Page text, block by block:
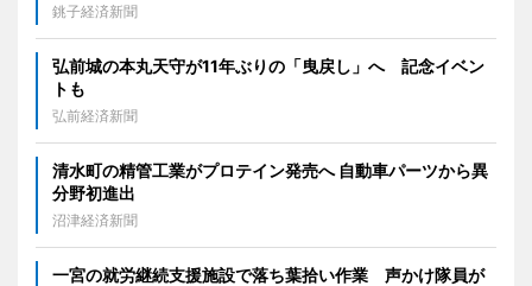
銚子経済新聞
弘前城の本丸天守が11年ぶりの「曳戻し」へ 記念イベン
トも
弘前経済新聞
清水町の精管工業がプロテイン発売へ 自動車パーツから異
分野初進出
沼津経済新聞
一宮の就労継続支援施設で落ち葉拾い作業 声かけ隊員が